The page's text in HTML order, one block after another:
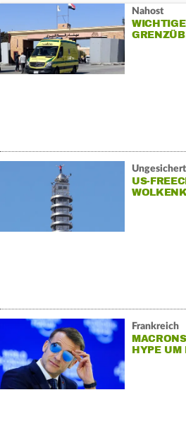
Nahost
US-
Frankreich
HYPE UM